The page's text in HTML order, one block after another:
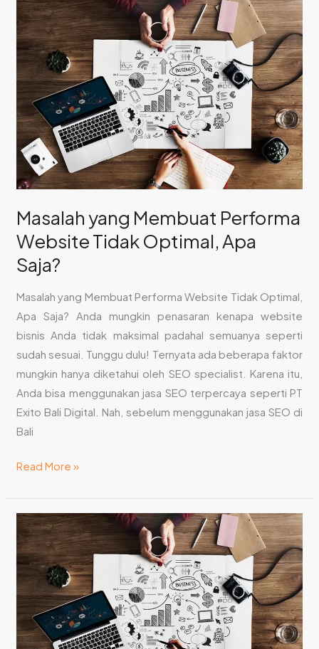
Masalah yang Membuat Performa
Website Tidak Optimal, Apa
Saja?
Masalah yang Membuat Performa Website Tidak Optimal,
Apa Saja? Anda mungkin penasaran kenapa website
bisnis Anda tidak maksimal padahal semuanya seperti
sudah sesuai. Tunggu dulu! Ternyata ada beberapa faktor
mungkin hanya diketahui oleh SEO specialist. Karena itu,
Anda bisa menggunakan jasa SEO terpercaya seperti PT
Exito Bali Digital. Nah, sebelum menggunakan jasa SEO di
Bali
Masalah
yang
Membuat
Performa
Website
Tidak
Optimal,
Apa
Saja?
Read More »
Jika
Memiliki
Sebuah
Website
Bisnis
Profesional,
Rasakan